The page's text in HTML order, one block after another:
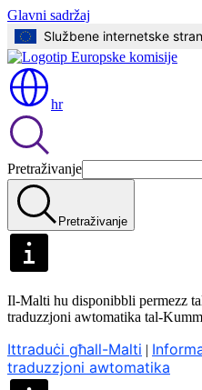
Glavni sadržaj
Službene internetske
hr
Pretraživanje
Pretraživanje
Il-Malti hu disponibbli permezz
traduzzjoni awtomatika tal-
Ittraduċi għall-Malti |
traduzzjoni awtomatika